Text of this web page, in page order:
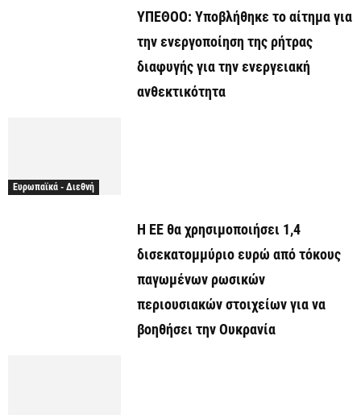
ΥΠΕΘΟΟ: Υποβλήθηκε το αίτημα για
την ενεργοποίηση της ρήτρας
διαφυγής για την ενεργειακή
ανθεκτικότητα
Ευρωπαϊκά - Διεθνή
Η ΕΕ θα χρησιμοποιήσει 1,4
δισεκατομμύριο ευρώ από τόκους
παγωμένων ρωσικών
περιουσιακών στοιχείων για να
βοηθήσει την Ουκρανία